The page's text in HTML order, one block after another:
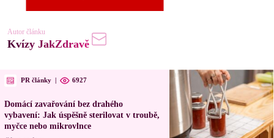
Autor článku
Kvízy JakZdravě
PR články 6927
Domácí zavařování bez drahého
vybavení: Jak úspěšně sterilovat v troubě,
myčce nebo mikrovlnce